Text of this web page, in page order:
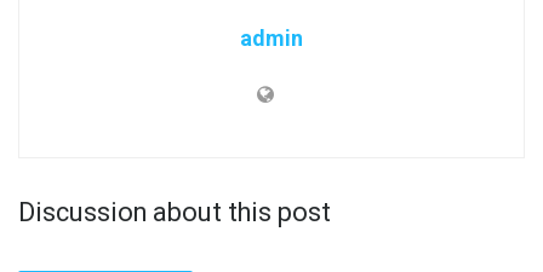
admin
Discussion about this post